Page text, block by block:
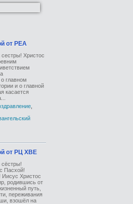
от РЕА
сестры! Христос
главном
и о главной
касается
от РЦ ХВЕ
сёстры!
Пасхой!
Иисус Христос
родившись от
путь,
переживания
взошёл на